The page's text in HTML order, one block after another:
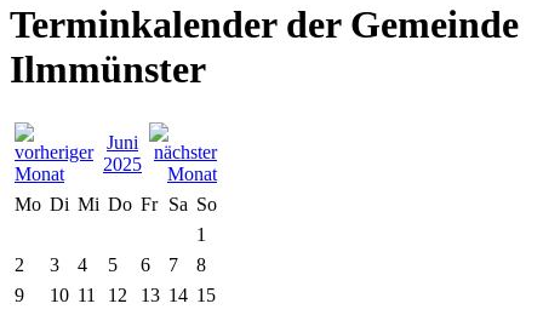
Terminkalender der Gemeinde
Ilmmünster
Juni
2025
Mo Di Mi Do Fr Sa So
1
2
3 4 5 6 7
8
9
10 11 12 13 14 15